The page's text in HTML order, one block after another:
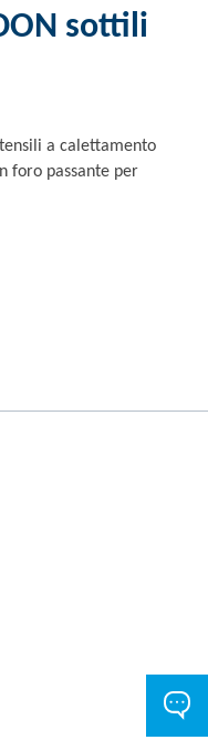
sottili
a calettamento
foro passante per